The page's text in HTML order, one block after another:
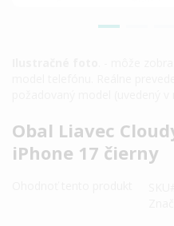
Obal Liavec
iPhone 17 čierny
Preskočiť
na
začiatok